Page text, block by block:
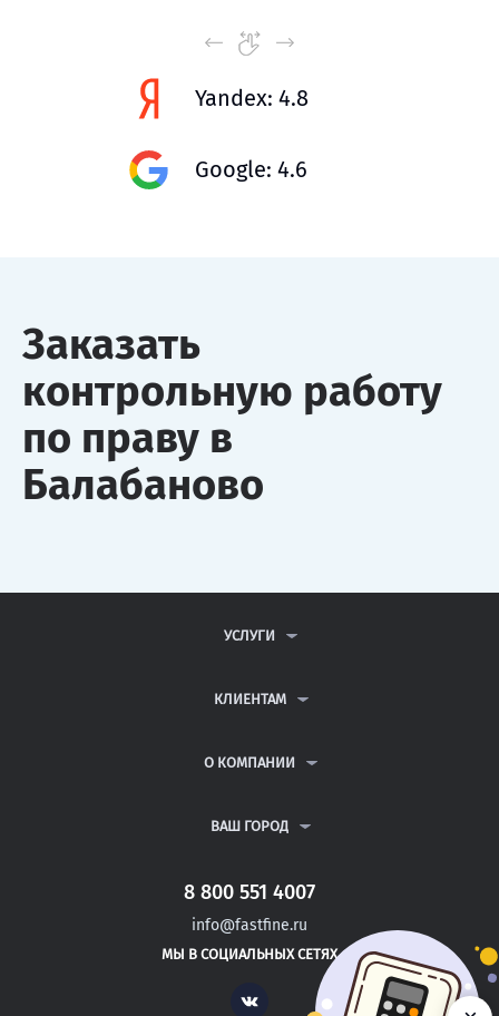
Yandex: 4.8
Google: 4.6
Заказать
контрольную работу
по праву в
Балабаново
УСЛУГИ
ДИПЛОМНЫЕ РАБОТЫ
РЕФЕРАТЫ
КЛИЕНТАМ
ВОПРОСЫ И ОТВЕТЫ
ПОЛИТИКА КОНФИДЕНЦИАЛЬНОСТИ
О КОМПАНИИ
КОНТАКТЫ
ВАШ ГОРОД
САНКТ-ПЕТЕРБУРГ
ЖЕЛЕЗНОВОДСК
ПРАСКОВЕЯ
8 800 551 4007
info@fastfine.ru
МЫ В СОЦИАЛЬНЫХ СЕТЯХ
Vk